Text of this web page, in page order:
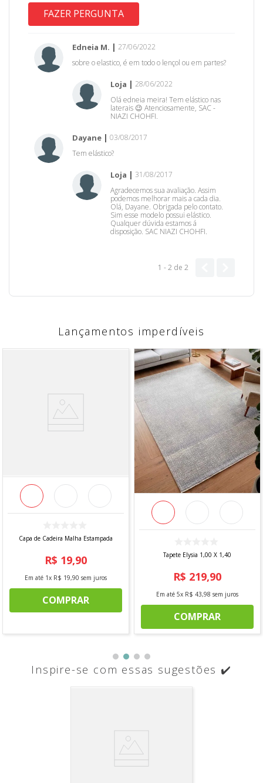
FAZER PERGUNTA
Edneia M.
27/06/2022
sobre o elastico, é em todo o lençol ou em partes?
Loja
28/06/2022
Olá edneia meira! Tem elástico nas
laterais 😉 Atenciosamente, SAC -
NIAZI CHOHFI.
Dayane
03/08/2017
Tem elástico?
Loja
31/08/2017
Agradecemos sua avaliação. Assim
podemos melhorar mais a cada dia.
Olá, Dayane. Obrigada pelo contato.
Sim esse modelo possui elástico.
Qualquer dúvida estamos á
disposição. SAC NIAZI CHOHFI.
1 - 2 de 2
Lançamentos imperdíveis
Capa de Cadeira Malha Estampada
R$ 19,90
Em até 1x R$ 19,90 sem juros
COMPRAR
Tapete Elysia 1,00 X 1,40
R$ 219,90
Em até 5x R$ 43,98 sem juros
COMPRAR
Inspire-se com essas sugestões ✔️